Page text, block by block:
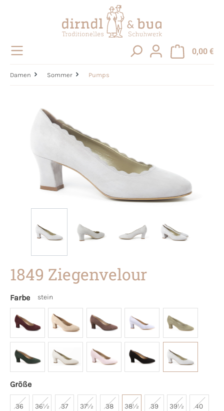
0,00 €
Damen Sommer Pumps
1849 Ziegenvelour
Farbe stein
Größe
36 36½ 37 37½ 38 38½ 39 39½ 40